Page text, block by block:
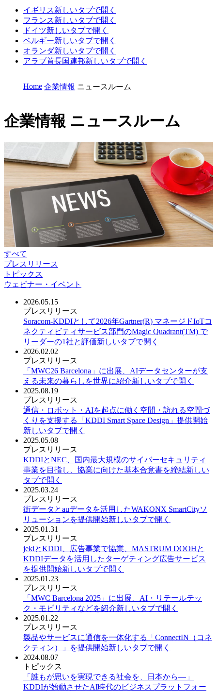
イギリス新しいタブで開く
フランス新しいタブで開く
ドイツ新しいタブで開く
ベルギー新しいタブで開く
オランダ新しいタブで開く
アラブ首長国連邦新しいタブで開く
Home 企業情報 ニュースルーム
企業情報 ニュースルーム
すべて
プレスリリース
トピックス
ウェビナー・イベント
2026.05.15
プレスリリース
Soracom-KDDIとして2026年Gartner(R) マネージドIoTコ
ネクティビティサービス部門のMagic Quadrant(TM) で
リーダーの1社と評価新しいタブで開く
2026.02.02
プレスリリース
「MWC26 Barcelona」に出展、AIデータセンターが支
える未来の暮らしを世界に紹介新しいタブで開く
2025.08.19
プレスリリース
通信・ロボット・AIを起点に働く空間・訪れる空間づ
くりを支援する「KDDI Smart Space Design」提供開始
新しいタブで開く
2025.05.08
プレスリリース
KDDIとNEC、国内最大規模のサイバーセキュリティ
事業を目指し、協業に向けた基本合意書を締結新しい
タブで開く
2025.03.24
プレスリリース
街データとauデータを活用したWAKONX SmartCityソ
リューションを提供開始新しいタブで開く
2025.01.31
プレスリリース
jekiとKDDI、広告事業で協業、MASTRUM DOOHと
KDDIデータを活用したターゲティング広告サービス
を提供開始新しいタブで開く
2025.01.23
プレスリリース
「MWC Barcelona 2025」に出展、AI・リテールテッ
ク・モビリティなどを紹介新しいタブで開く
2025.01.22
プレスリリース
製品やサービスに通信を一体化する「ConnectIN（コネ
クティン）」を提供開始新しいタブで開く
2024.08.07
トピックス
「誰もが思いを実現できる社会を、日本から―」
KDDIが始動させたAI時代のビジネスプラットフォー